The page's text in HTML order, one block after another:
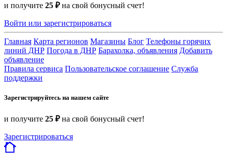
и получите 25 ₽на свой бонусный счет!
Войти или зарегистрироваться
Главная Карта регионов Магазины Блог Телефоны горячих
линий ДНР Погода в ДНР Барахолка, объявления Добавить
объявление
Правила сервиса Пользовательское соглашение Служба
поддержки
Зарегистрируйтесь на нашем сайте
и получите 25 ₽на свой бонусный счет!
Зарегистрироваться